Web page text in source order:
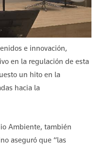
e innovación,
en la regulación de esta
un hito en la
hacia la
Ambiente, también
aseguró que “las